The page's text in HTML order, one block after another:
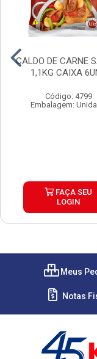
CALDO DE CARNE
1,1KG CAIXA
Código: 4799
Embalagem:
FAÇA SEU
LOGIN
Meus
Notas